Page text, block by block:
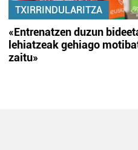
TXIRRINDULARITZA
«Entrenatzen duzun
lehiatzeak gehiago
zaitu»